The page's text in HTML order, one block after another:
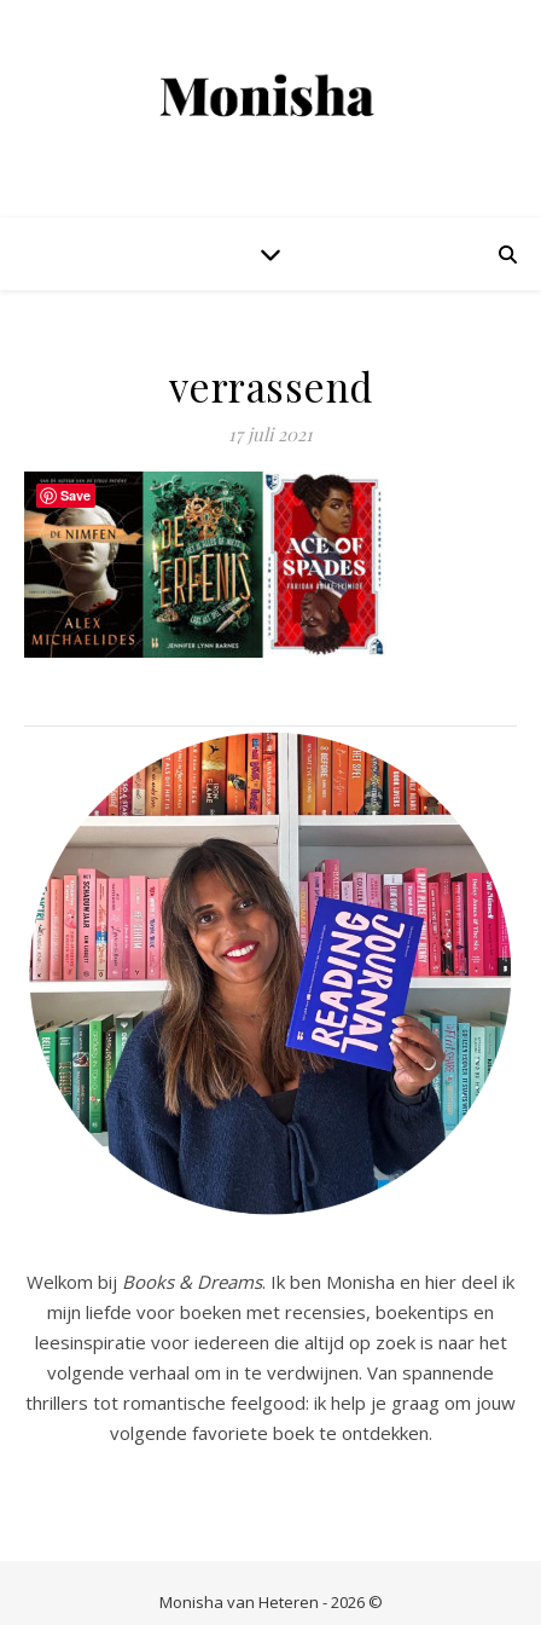
verrassend
17 juli 2021
Welkom bij Books & Dreams. Ik ben Monisha en hier deel ik
mijn liefde voor boeken met recensies, boekentips en
leesinspiratie voor iedereen die altijd op zoek is naar het
volgende verhaal om in te verdwijnen. Van spannende
thrillers tot romantische feelgood: ik help je graag om jouw
volgende favoriete boek te ontdekken.
Monisha van Heteren - 2026 ©
Save